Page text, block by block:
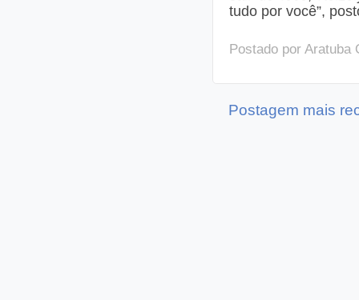
tudo por você”,
Postado por Aratuba
Postagem mais